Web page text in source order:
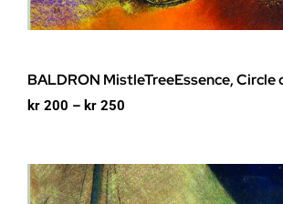
BALDRON MistleTreeEssence, Circle
kr 200 – kr 250